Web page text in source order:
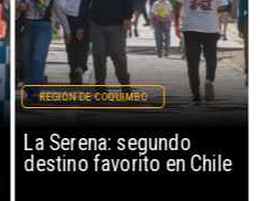
La Serena: segundo
destino favorito en Chile
REGIÓN DE COQUIMBO